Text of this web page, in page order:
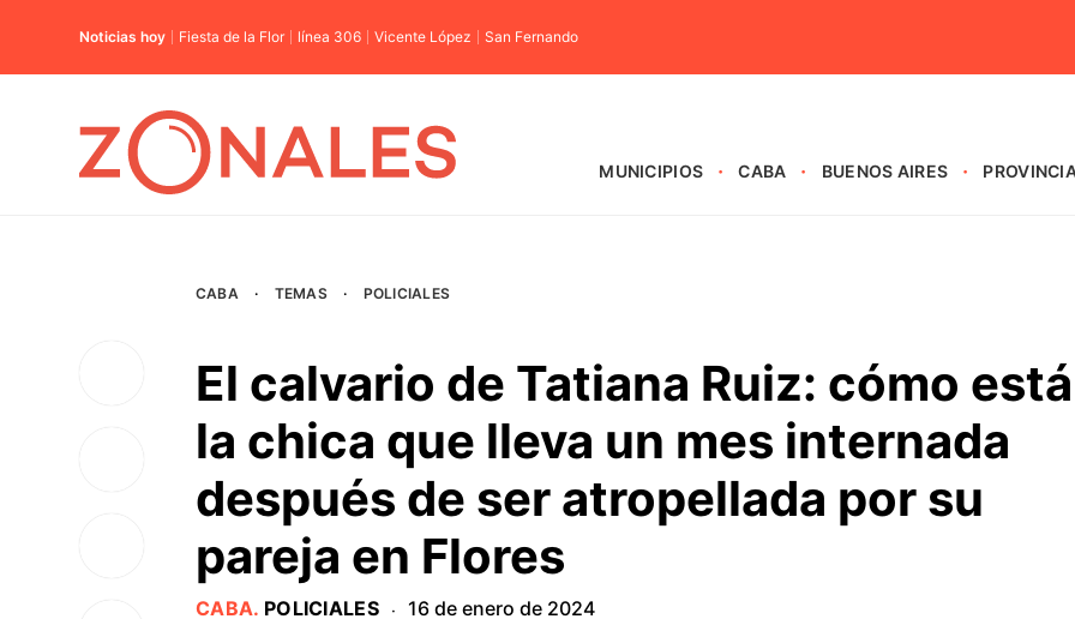
Noticias hoy Fiesta de la Flor línea 306 Vicente López San Fernando
MUNICIPIOS CABA BUENOS AIRES
CABA · TEMAS · POLICIALES
El calvario de Tatiana Ruiz: cómo está
la chica que lleva un mes internada
después de ser atropellada por su
pareja en Flores
CABA. POLICIALES · 16 de enero de 2024